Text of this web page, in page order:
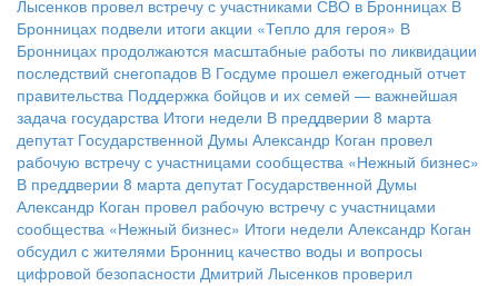
Лысенков провел встречу с участниками СВО в Бронницах В
Бронницах подвели итоги акции «Тепло для героя» В
Бронницах продолжаются масштабные работы по ликвидации
последствий снегопадов В Госдуме прошел ежегодный отчет
правительства Поддержка бойцов и их семей — важнейшая
задача государства Итоги недели В преддверии 8 марта
депутат Государственной Думы Александр Коган провел
рабочую встречу с участницами сообщества «Нежный бизнес»
В преддверии 8 марта депутат Государственной Думы
Александр Коган провел рабочую встречу с участницами
сообщества «Нежный бизнес» Итоги недели Александр Коган
обсудил с жителями Бронниц качество воды и вопросы
цифровой безопасности Дмитрий Лысенков проверил